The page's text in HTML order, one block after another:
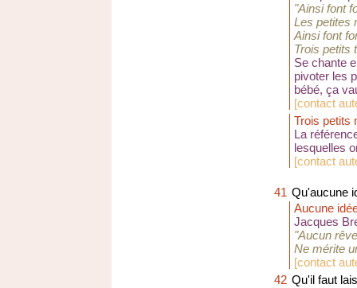
"Ainsi font
Les petites
Ainsi font
Trois petits
Se chante
pivoter les
bébé, ça
[contact
Trois petits
La
lesquelles
[contact
41 Qu'aucune
Aucune
Jacques
"Aucun
Ne mérite
[contact
42 Qu'il faut